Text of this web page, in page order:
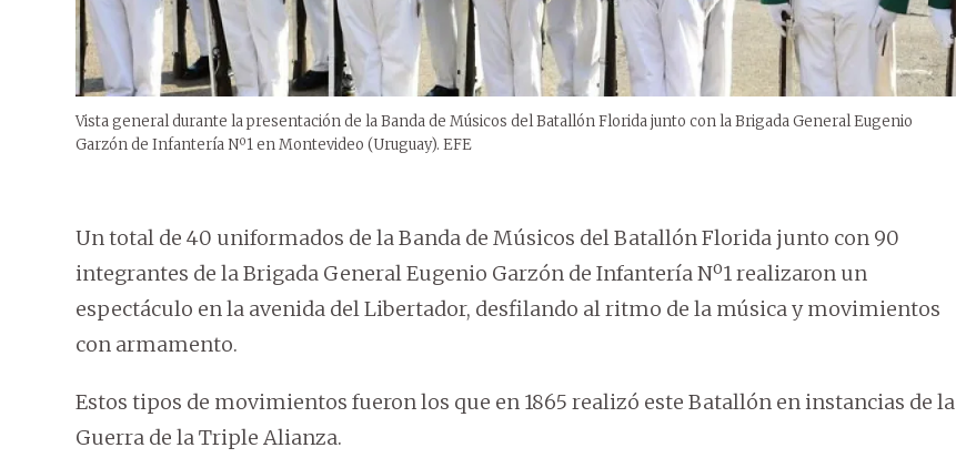
Vista general durante la presentación de la Banda de Músicos del Batallón Florida junto con la Brigada General Eugenio
Garzón de Infantería Nº1 en Montevideo (Uruguay). EFE
Un total de 40 uniformados de la Banda de Músicos del Batallón Florida junto con 90
integrantes de la Brigada General Eugenio Garzón de Infantería Nº1 realizaron un
espectáculo en la avenida del Libertador, desfilando al ritmo de la música y movimientos
con armamento.
Estos tipos de movimientos fueron los que en 1865 realizó este Batallón en instancias de la
Guerra de la Triple Alianza.